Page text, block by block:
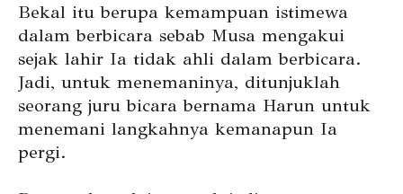
Bekal itu berupa kemampuan istimewa
dalam berbicara sebab Musa mengakui
sejak lahir Ia tidak ahli dalam berbicara.
Jadi, untuk menemaninya, ditunjuklah
seorang juru bicara bernama Harun untuk
menemani langkahnya kemanapun Ia
pergi.